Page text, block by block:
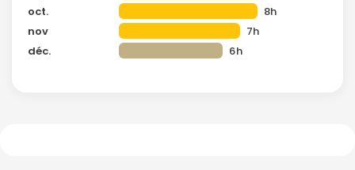
oct.
8h
nov
7h
déc.
6h